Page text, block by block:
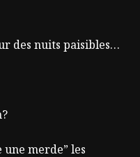
des nuits paisibles…
une merde” les